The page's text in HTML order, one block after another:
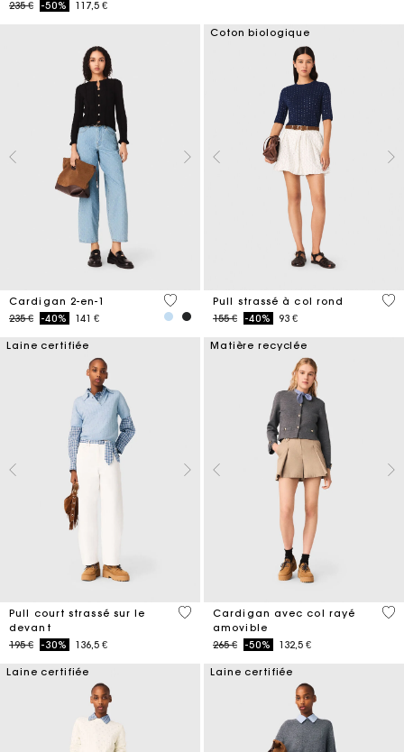
Price reduced from
235 €to-50% 117,5 €
Cardigan 2-en-1
Price reduced from
235 €to-40% 141 €
5 out of 5 Customer Rating
Coton biologique
Pull strassé à col rond
Price reduced from
155 €to-40% 93 €
5
Laine certifiée
Pull court strassé sur le
devant
Price reduced from
195 €to-30% 136,5 €
3,5 out of 5 Customer Rating
Matière recyclée
Cardigan avec col rayé
amovible
Price reduced from
265 €to-50% 132,5 €
5
Laine certifiée Laine certifiée